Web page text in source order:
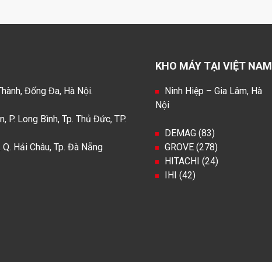
Đống Đa, Hà Nội.
P. Long Bình, Tp. Thủ Đức, TP.
Hải Châu, Tp. Đà Nẵng
KHO MÁY TẠI VIỆT NAM
Ninh Hiệp – Gia Lâm, Hà
Nội
DEMAG (83)
GROVE (278)
HITACHI (24)
IHI (42)